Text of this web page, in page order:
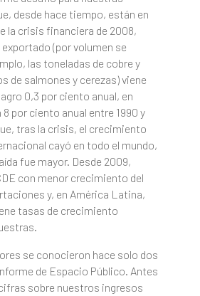
desde hace tiempo, están en
la crisis financiera de 2008,
(por volumen se
las toneladas de cobre y
de salmones y cerezas) viene
0,3 por ciento anual, en
por ciento anual entre 1990 y
tras la crisis, el crecimiento
cayó en todo el mundo,
fue mayor. Desde 2009,
con menor crecimiento del
y, en América Latina,
tasas de crecimiento
se conocieron hace solo dos
de Espacio Público. Antes
sobre nuestros ingresos